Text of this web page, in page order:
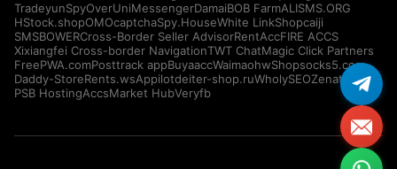
TradeyunSpyOverUniMessengerDamaiBOB FarmALISMS.ORG
HStock.shopOMOcaptchaSpy.HouseWhite LinkShopcaiji
SMSBOWERCross-Border Seller AdvisorRentAccFIRE ACCS
Xixiangfei Cross-border NavigationTWT ChatMagic Click Partners
FreePWA.comPosttrack appBuyaaccWaimaohwShopsocks5.com
Daddy-StoreRents.wsAppilotdeiter-shop.ruWholySEOZenattica
PSB HostingAccsMarket HubVeryfb